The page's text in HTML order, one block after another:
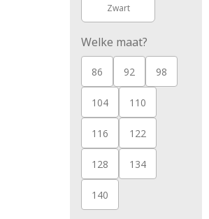
Zwart
Welke maat?
86 92 98
104 110
116 122
128 134
140